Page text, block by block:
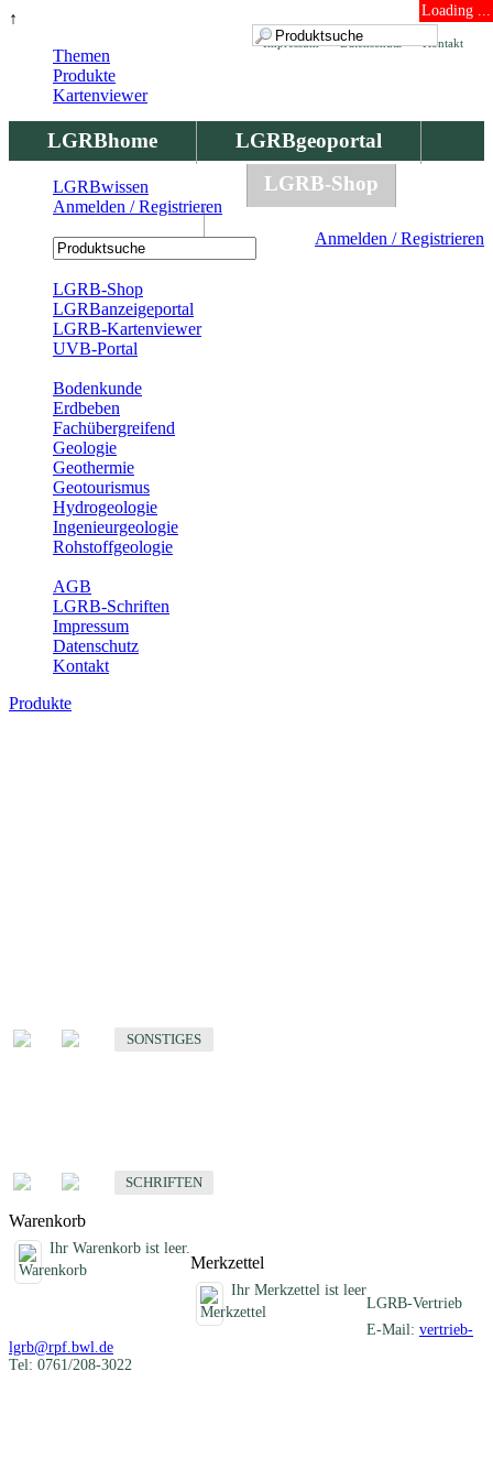
↑ Loading ...
Kontakt
Datenschutz
Impressum
LGRBhome
LGRBgeoportal
LGRBbohrungen
LGRB-Shop
Anmelden / Registrieren
Themen
Produkte
Kartenviewer
LGRBwissen
Anmelden / Registrieren
LGRB-Shop
LGRBanzeigeportal
LGRB-Kartenviewer
UVB-Portal
Bodenkunde
Erdbeben
Fachübergreifend
Geologie
Geothermie
Geotourismus
Hydrogeologie
Ingenieurgeologie
Rohstoffgeologie
AGB
LGRB-Schriften
Impressum
Datenschutz
Kontakt
Produkte
SONSTIGES
SCHRIFTEN
Warenkorb
Ihr Warenkorb ist leer.
Merkzettel
Ihr Merkzettel ist leer
LGRB-Vertrieb
E-Mail: vertrieb-
lgrb@rpf.bwl.de
Tel: 0761/208-3022